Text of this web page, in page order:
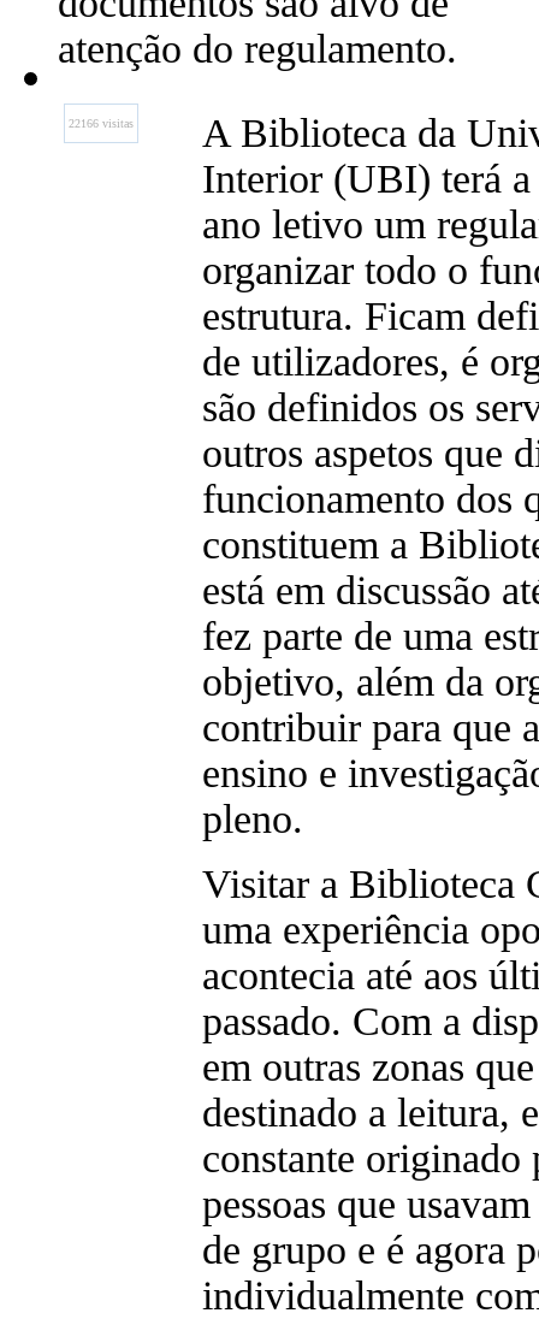
atenção do regulamento.
22166 visitas
A Biblioteca da
Interior (UBI) terá
ano letivo um
organizar todo o
estrutura. Ficam
de utilizadores, é
são definidos os
outros aspetos que
funcionamento dos
constituem a
está em discussão
fez parte de uma
objetivo, além da
contribuir para que
ensino e
pleno.
Visitar a Biblioteca
uma experiência
acontecia até aos
passado. Com a
em outras zonas
destinado a leitura,
constante originado
pessoas que
de grupo e é agora
individualmente